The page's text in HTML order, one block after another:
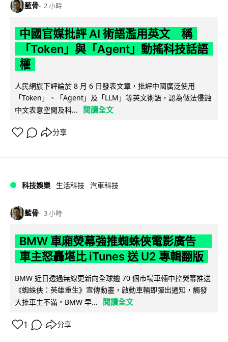
藍骨 2 小時
中國官媒批評 AI 術語濫用英文 稱
「Token」與「Agent」動搖科技話語
權
人民網旗下評論於 8 月 6 日發表文章，批評中國廣泛使用
「Token」、「Agent」及「LLM」等英文術語，認為做法侵蝕
中文表意空間及科...
閱讀全文
分享
科技娛樂 生活科技 汽車科技
藍骨 3 小時
BMW 車廂熒幕強推蜘蛛俠電影廣告
車主怒轟堪比 iTunes 送 U2 專輯翻版
BMW 近日透過無線更新向全球逾 70 個市場車輛中控熒幕推送
《蜘蛛俠：英雄重生》宣傳動畫，啟動車輛即彈出通知，觸發
大批車主不滿。BMW 早...
閱讀全文
1 分享